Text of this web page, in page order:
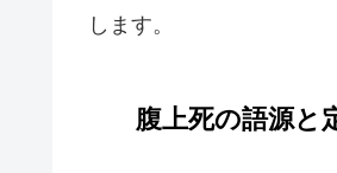
します。
腹上死の語源と